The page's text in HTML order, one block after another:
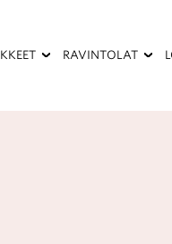
RAVINTOLAT